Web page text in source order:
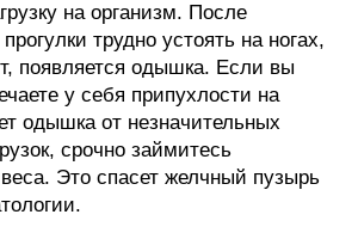
на организм. После
трудно устоять на ногах,
появляется одышка. Если вы
у себя припухлости на
одышка от незначительных
срочно займитесь
веса. Это спасет желчный пузырь